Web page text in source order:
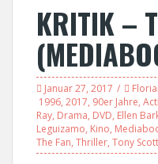
KRITIK –
Januar 27, 2017
1996, 2017, 90er Jahre,
Ray, Drama, DVD, Ellen
Leguizamo, Kino,
The Fan, Thriller, Tony Scott